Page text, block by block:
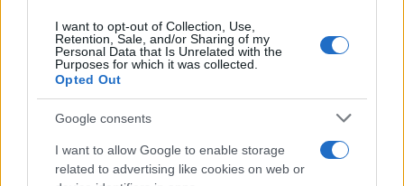
I want to opt-out of Collection, Use,
Retention, Sale, and/or Sharing of my
Personal Data that Is Unrelated with the
Purposes for which it was collected.
Opted Out
Google consents
I want to allow Google to enable storage
related to advertising like cookies on web or